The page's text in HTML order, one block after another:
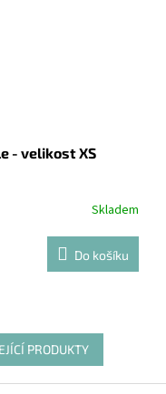
- velikost XS
Skladem
Do košíku
PRODUKTY